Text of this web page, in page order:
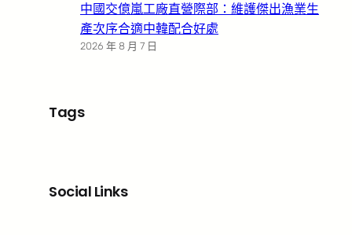
中國交億嵐工廠直營際部：維護傑出漁業生
產次序合適中韓配合好處
2026 年 8 月 7 日
Tags
Social Links